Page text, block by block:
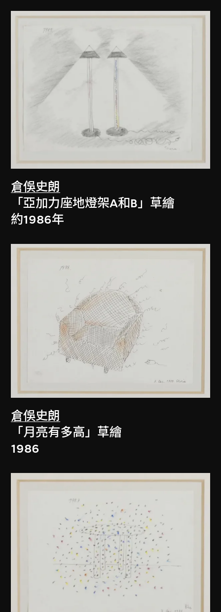
倉俁史朗
「亞加力座地燈架A和B」草繪
約1986年
倉俁史朗
「月亮有多高」草繪
1986